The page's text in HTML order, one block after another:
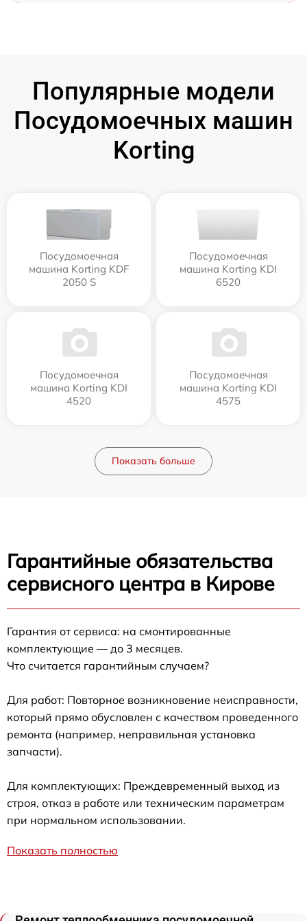
Популярные модели
Посудомоечных машин
Korting
Посудомоечная
машина Korting KDF
2050 S
Посудомоечная
машина Korting KDI
6520
Посудомоечная
машина Korting KDI
4520
Посудомоечная
машина Korting KDI
4575
Показать больше
Гарантийные обязательства
сервисного центра в Кирове
Гарантия от сервиса: на смонтированные
комплектующие — до 3 месяцев.
Что считается гарантийным случаем?
Для работ: Повторное возникновение неисправности,
который прямо обусловлен с качеством проведенного
ремонта (например, неправильная установка
запчасти).
Для комплектующих: Преждевременный выход из
строя, отказ в работе или техническим параметрам
при нормальном использовании.
Показать полностью